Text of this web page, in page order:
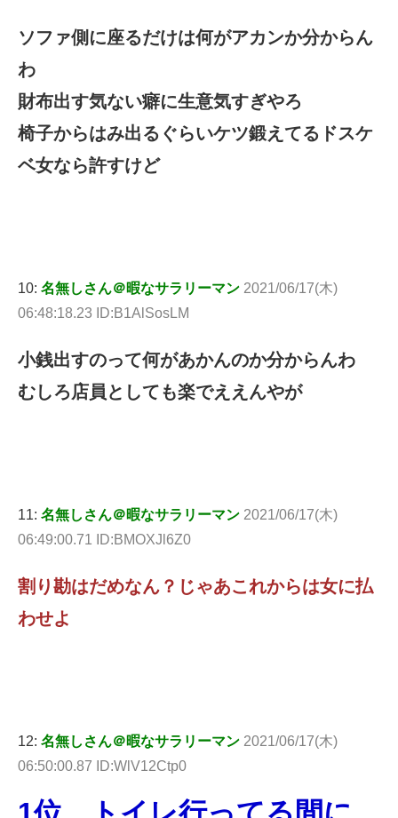
ソファ側に座るだけは何がアカンか分からん
わ
財布出す気ない癖に生意気すぎやろ
椅子からはみ出るぐらいケツ鍛えてるドスケ
ベ女なら許すけど
10: 名無しさん＠暇なサラリーマン 2021/06/17(木)
06:48:18.23 ID:B1AlSosLM
小銭出すのって何があかんのか分からんわ
むしろ店員としても楽でええんやが
11: 名無しさん＠暇なサラリーマン 2021/06/17(木)
06:49:00.71 ID:BMOXJl6Z0
割り勘はだめなん？じゃあこれからは女に払
わせよ
12: 名無しさん＠暇なサラリーマン 2021/06/17(木)
06:50:00.87 ID:WlV12Ctp0